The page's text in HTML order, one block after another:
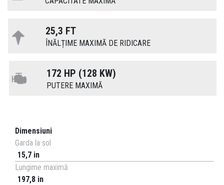
25,3 FT
ÎNĂLȚIME MAXIMĂ DE RIDICARE
172 HP (128 KW)
PUTERE MAXIMĂ
Dimensiuni
Garda la sol
15,7 in
Lungime maximă
197,8 in